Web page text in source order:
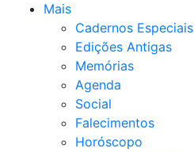
Mais
Cadernos Especiais
Edições Antigas
Memórias
Agenda
Social
Falecimentos
Horóscopo